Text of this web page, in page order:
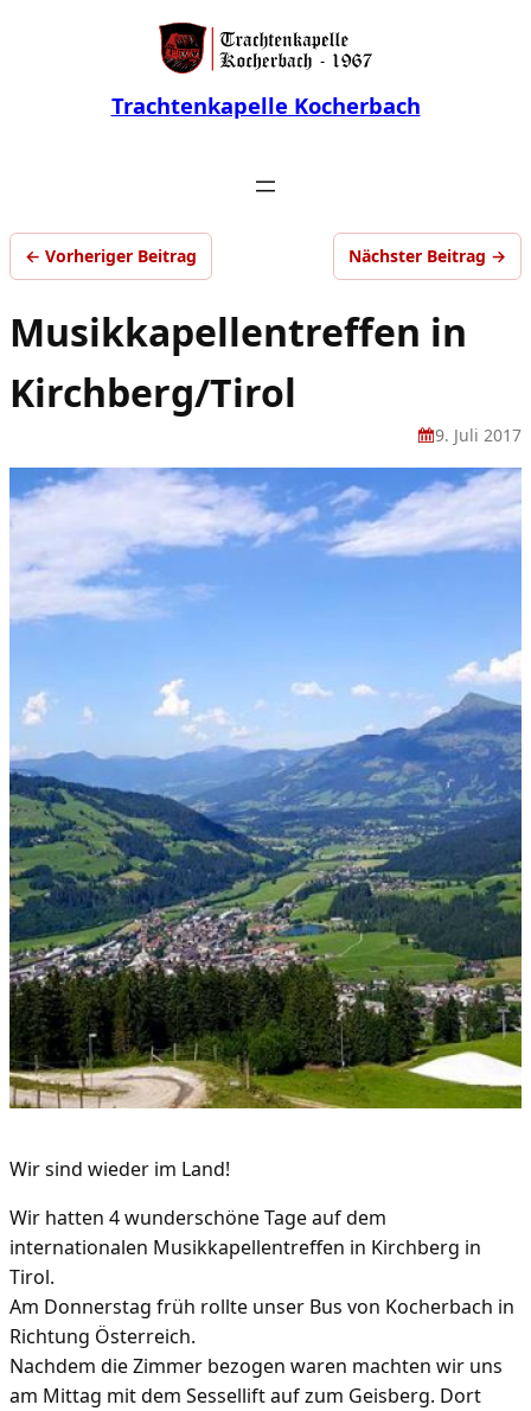
Trachtenkapelle Kocherbach
← Vorheriger Beitrag Nächster Beitrag →
Musikkapellentreffen in
Kirchberg/Tirol
9. Juli 2017
Wir sind wieder im Land!
Wir hatten 4 wunderschöne Tage auf dem
internationalen Musikkapellentreffen in Kirchberg in
Tirol.
Am Donnerstag früh rollte unser Bus von Kocherbach in
Richtung Österreich.
Nachdem die Zimmer bezogen waren machten wir uns
am Mittag mit dem Sessellift auf zum Geisberg. Dort